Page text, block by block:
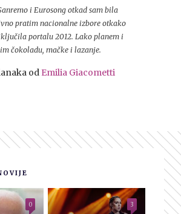
i Eurosong otkad sam bila
pratim nacionalne izbore otkako
portalu 2012. Lako planem i
čokoladu, mačke i lazanje.
od Emilia Giacometti
0 3